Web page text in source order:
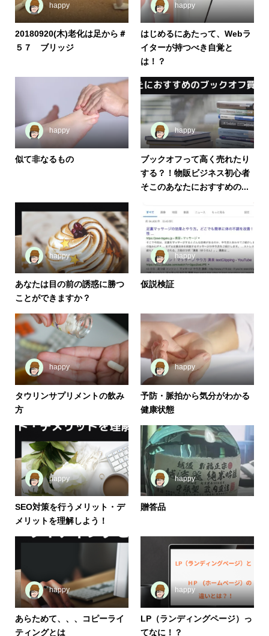
happy
20180920(木)老化は足から＃
５７ ブリッジ
happy
はじめるにあたって、Webラ
イターが持つべき自覚と
は！？
happy
似て非なるもの
happy
ブックオフって高く売れたり
する？！物販ビジネス初心者
そこのあなたにおすすめの...
happy
あなたは目の前の誘惑に勝つ
ことができますか？
happy
仮説検証
happy
タウリンサプリメントの飲み
方
happy
予防・脈拍から気分がわかる
健康状態
happy
SEO対策を行うメリット・デ
メリットを理解しよう！
happy
贈答品
happy
あらためて、、、コピーライ
ティングとは
happy
LP（ランディングページ）っ
てなに！？